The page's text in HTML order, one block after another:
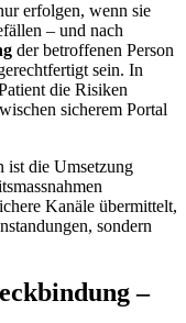
erfolgen, wenn sie
– und nach
der betroffenen Person
sein. In
die Risiken
sicherem Portal
ist die Umsetzung
Kanäle übermittelt,
sondern
–